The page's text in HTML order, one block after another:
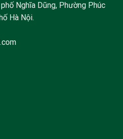
Nghĩa Dũng, Phường Phúc
Hà Nội.